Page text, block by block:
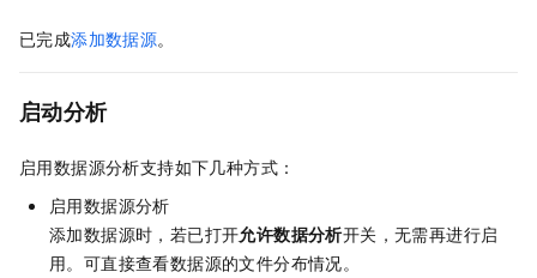
已完成添加数据源。
启动分析
启用数据源分析支持如下几种方式：
启用数据源分析
添加数据源时，若已打开允许数据分析开关，无需再进行启
用。可直接查看数据源的文件分布情况。